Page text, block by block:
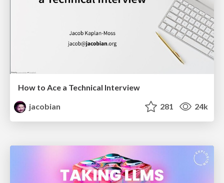
How to Ace a Technical Interview
jacobian
281 24k